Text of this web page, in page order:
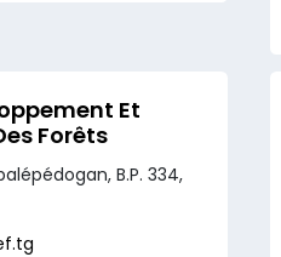
Et
Forêts
B.P. 334,